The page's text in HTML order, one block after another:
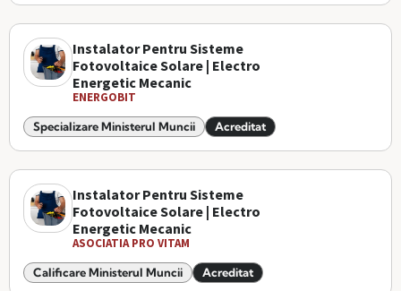
Instalator Pentru Sisteme
Fotovoltaice Solare | Electro
Energetic Mecanic
ENERGOBIT
Specializare Ministerul Muncii Acreditat
Instalator Pentru Sisteme
Fotovoltaice Solare | Electro
Energetic Mecanic
ASOCIATIA PRO VITAM
Calificare Ministerul Muncii Acreditat